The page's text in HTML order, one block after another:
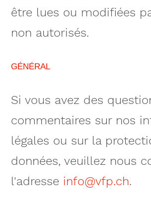
être lues ou modifiées
non autorisés.
GÉNÉRAL
Si vous avez des
commentaires sur nos
légales ou sur la
données, veuillez nous
l'adresse info@vfp.ch.